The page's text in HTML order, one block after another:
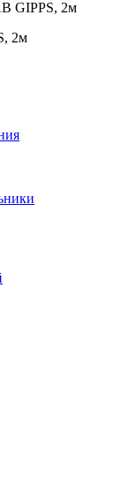
2м